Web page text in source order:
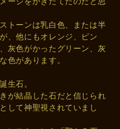
トーンは乳白色、または半
、他にもオレンジ、ピン
灰色がかったグリーン、灰
色があります。
生石。
が結晶した石だと信じられ
して神聖視されていまし